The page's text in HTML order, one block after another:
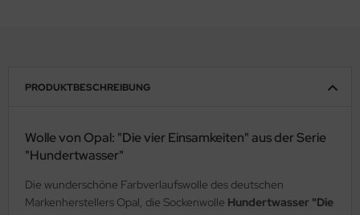
PRODUKTBESCHREIBUNG
Wolle von Opal: "Die vier Einsamkeiten" aus der Serie
"Hundertwasser"
Die wunderschöne Farbverlaufswolle des deutschen
Markenherstellers Opal, die Sockenwolle Hundertwasser "Die